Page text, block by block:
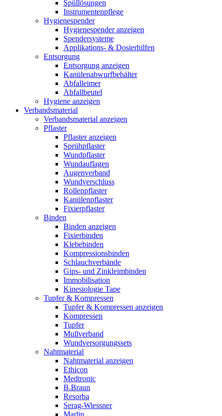
Spüllösungen
Instrumentenpflege
Hygienespender
Hygienespender anzeigen
Spendersysteme
Applikations- & Dosierhilfen
Entsorgung
Entsorgung anzeigen
Kanülenabwurfbehälter
Abfalleimer
Abfallbeutel
Hygiene anzeigen
Verbandsmaterial
Verbandsmaterial anzeigen
Pflaster
Pflaster anzeigen
Sprühpflaster
Wundpflaster
Wundauflagen
Augenverband
Wundverschluss
Rollenpflaster
Kanülenpflaster
Fixierpflaster
Binden
Binden anzeigen
Fixierbinden
Klebebinden
Kompressionsbinden
Schlauchverbände
Gips- und Zinkleimbinden
Immobilisation
Kinesiologie Tape
Tupfer & Kompressen
Tupfer & Kompressen anzeigen
Kompressen
Tupfer
Mullverband
Wundversorgungssets
Nahtmaterial
Nahtmaterial anzeigen
Ethicon
Medtronic
B.Braun
Resorba
Serag-Wiessner
Marlin